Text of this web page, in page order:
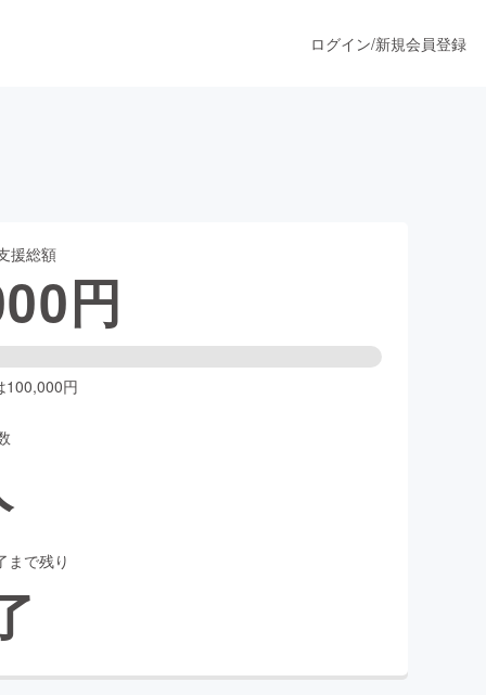
ログイン/新規会員登録
援総額
円
100,000円
まで残り